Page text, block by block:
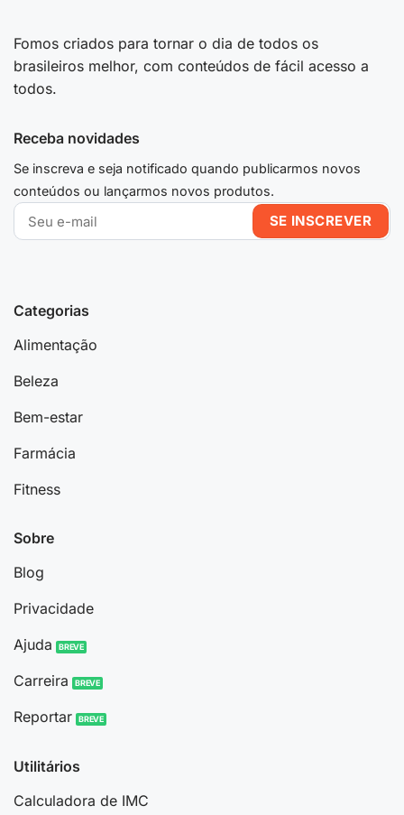
Fomos criados para tornar o dia de todos os
brasileiros melhor, com conteúdos de fácil acesso a
todos.
Categorias
Alimentação
Beleza
Bem-estar
Farmácia
Fitness
Sobre
Blog
Privacidade
Ajuda
Carreira
Reportar
Utilitários
Calculadora de IMC
Receba novidades
Se inscreva e seja notificado quando publicarmos novos
conteúdos ou lançarmos novos produtos.